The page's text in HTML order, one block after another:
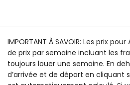
Espace de garage commun
2 terrasses sur le toit
Informations supplémentaires
IMPORTANT À SAVOIR: Les prix
de prix par semaine incluant les
toujours louer une semaine. En
d’arrivée et de départ en cliquant